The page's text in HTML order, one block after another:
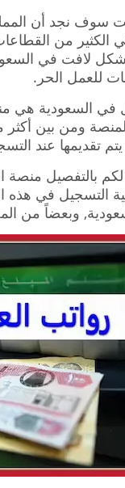
سوف نجد أن
الكثير من
لافت في
للعمل الحر.
السعودية هي
ومن بين
تقديمها عند
بالتفصيل منصة
التسجيل في هذه
وبعضاً من